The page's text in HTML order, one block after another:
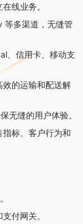
线业务。
等多渠道，无缝管
、信用卡、移动支
的运输和配送解
无缝的用户体验。
标、客户行为和
付网关。